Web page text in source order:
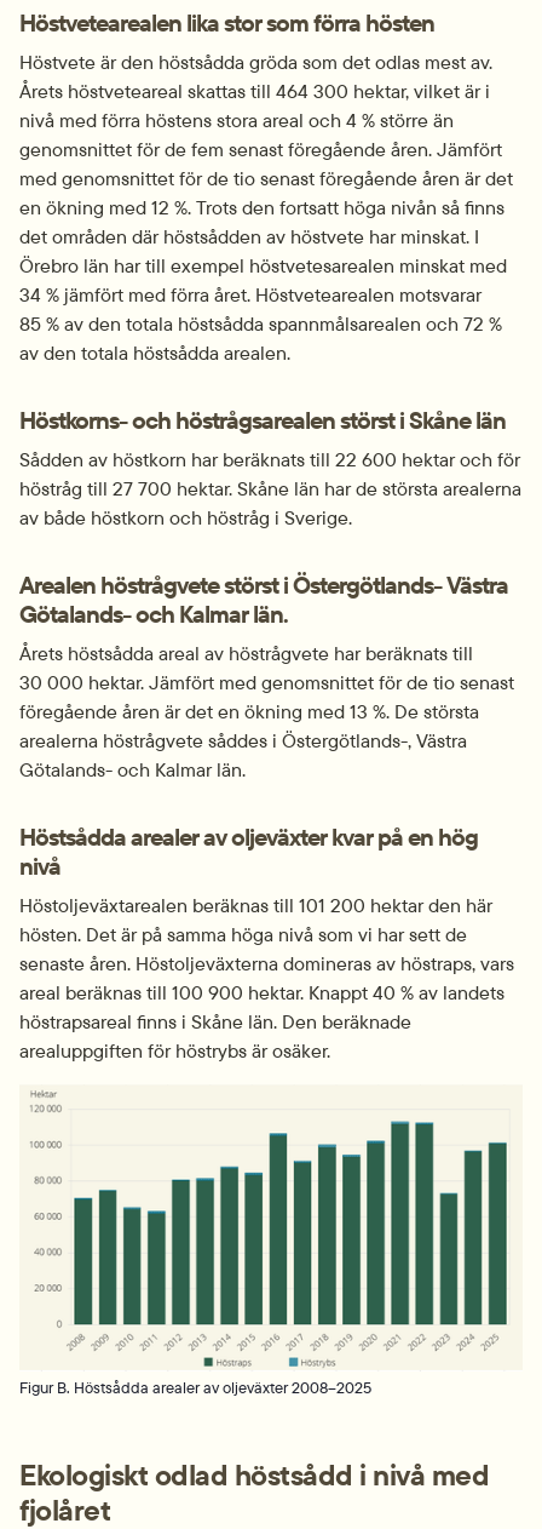
Höstvetearealen lika stor som förra hösten
Höstvete är den höstsådda gröda som det odlas mest av.
Årets höstveteareal skattas till 464 300 hektar, vilket är i
nivå med förra höstens stora areal och 4 % större än
genomsnittet för de fem senast föregående åren. Jämfört
med genomsnittet för de tio senast föregående åren är det
en ökning med 12 %. Trots den fortsatt höga nivån så finns
det områden där höstsådden av höstvete har minskat. I
Örebro län har till exempel höstvetesarealen minskat med
34 % jämfört med förra året. Höstvetearealen motsvarar
85 % av den totala höstsådda spannmålsarealen och 72 %
av den totala höstsådda arealen.
Höstkorns- och höstrågsarealen störst i Skåne län
Sådden av höstkorn har beräknats till 22 600 hektar och för
höstråg till 27 700 hektar. Skåne län har de största arealerna
av både höstkorn och höstråg i Sverige.
Arealen höstrågvete störst i Östergötlands- Västra
Götalands- och Kalmar län.
Årets höstsådda areal av höstrågvete har beräknats till
30 000 hektar. Jämfört med genomsnittet för de tio senast
föregående åren är det en ökning med 13 %. De största
arealerna höstrågvete såddes i Östergötlands-, Västra
Götalands- och Kalmar län.
Höstsådda arealer av oljeväxter kvar på en hög
nivå
Höstoljeväxtarealen beräknas till 101 200 hektar den här
hösten. Det är på samma höga nivå som vi har sett de
senaste åren. Höstoljeväxterna domineras av höstraps, vars
areal beräknas till 100 900 hektar. Knappt 40 % av landets
höstrapsareal finns i Skåne län. Den beräknade
arealuppgiften för höstrybs är osäker.
Figur B. Höstsådda arealer av oljeväxter 2008–2025
Ekologiskt odlad höstsådd i nivå med
fjolåret